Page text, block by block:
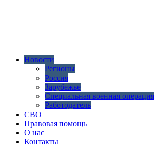
Новости
Регионы
Россия
Зарубежье
Специальная военная операция
Работодатель
СВО
Правовая помощь
О нас
Контакты